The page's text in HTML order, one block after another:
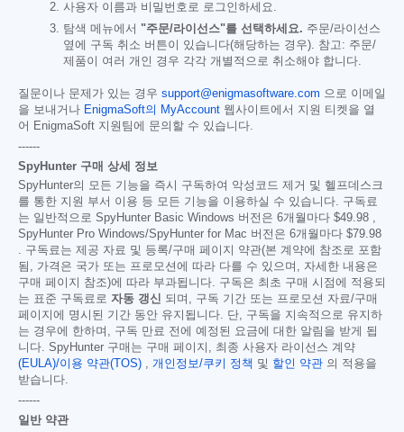
사용자 이름과 비밀번호로 로그인하세요.
탐색 메뉴에서 "주문/라이선스"를 선택하세요. 주문/라이선스
옆에 구독 취소 버튼이 있습니다(해당하는 경우). 참고: 주문/
제품이 여러 개인 경우 각각 개별적으로 취소해야 합니다.
질문이나 문제가 있는 경우 support@enigmasoftware.com 으로 이메일
을 보내거나 EnigmaSoft의 MyAccount 웹사이트에서 지원 티켓을 열
어 EnigmaSoft 지원팀에 문의할 수 있습니다.
------
SpyHunter 구매 상세 정보
SpyHunter의 모든 기능을 즉시 구독하여 악성코드 제거 및 헬프데스크
를 통한 지원 부서 이용 등 모든 기능을 이용하실 수 있습니다. 구독료
는 일반적으로 SpyHunter Basic Windows 버전은 6개월마다 $49.98 ,
SpyHunter Pro Windows/SpyHunter for Mac 버전은 6개월마다 $79.98
. 구독료는 제공 자료 및 등록/구매 페이지 약관(본 계약에 참조로 포함
됨, 가격은 국가 또는 프로모션에 따라 다를 수 있으며, 자세한 내용은
구매 페이지 참조)에 따라 부과됩니다. 구독은 최초 구매 시점에 적용되
는 표준 구독료로 자동 갱신 되며, 구독 기간 또는 프로모션 자료/구매
페이지에 명시된 기간 동안 유지됩니다. 단, 구독을 지속적으로 유지하
는 경우에 한하며, 구독 만료 전에 예정된 요금에 대한 알림을 받게 됩
니다. SpyHunter 구매는 구매 페이지, 최종 사용자 라이선스 계약
(EULA)/이용 약관(TOS) , 개인정보/쿠키 정책 및 할인 약관 의 적용을
받습니다.
------
일반 약관